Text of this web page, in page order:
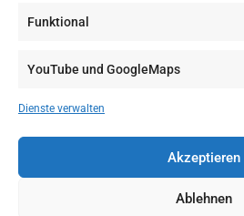
Funktional
YouTube und GoogleMaps
Dienste verwalten
Akzeptieren
Ablehnen
VERWALTUNG